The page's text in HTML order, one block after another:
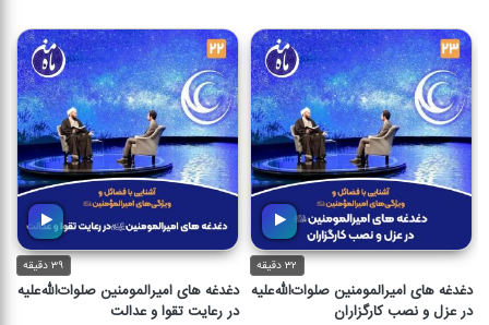
۳۲ دقیقه
دغدغه های امیرالمومنین صلوات‌الله‌علیه
در عزل و نصب کارگزاران
۳۹ دقیقه
دغدغه های امیرالمومنین صلوات‌الله‌علیه
در رعایت تقوا و عدالت